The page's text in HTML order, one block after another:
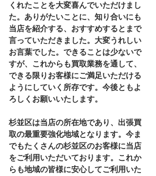
くれたことを大変喜んでいただけまし
た。ありがたいことに、知り合いにも
当店を紹介する、おすすめするとまで
言っていただきました。大変うれしい
お言葉でした。できることは少ないで
すが、これからも買取業務を通して、
できる限りお客様にご満足いただける
ようにしていく所存です。今後ともよ
ろしくお願いいたします。
杉並区は当店の所在地であり、出張買
取の最重要強化地域となります。今ま
でもたくさんの杉並区のお客様に当店
をご利用いただいております。これか
らも地域の皆様に安心してご利用いた